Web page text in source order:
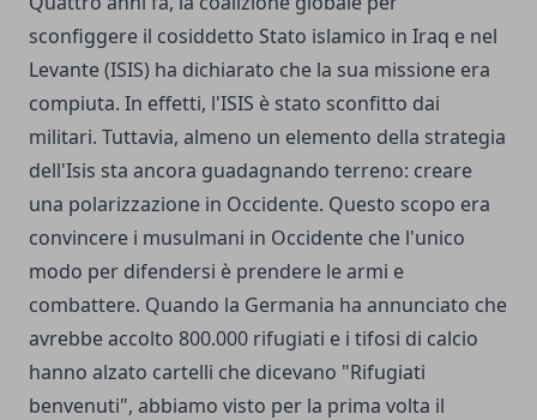
sconfiggere il cosiddetto Stato islamico in Iraq e nel
Levante (ISIS) ha dichiarato che la sua missione era
compiuta. In effetti, l'ISIS è stato sconfitto dai
militari. Tuttavia, almeno un elemento della strategia
dell'Isis sta ancora guadagnando terreno: creare
una polarizzazione in Occidente. Questo scopo era
convincere i musulmani in Occidente che l'unico
modo per difendersi è prendere le armi e
combattere. Quando la Germania ha annunciato che
avrebbe accolto 800.000 rifugiati e i tifosi di calcio
hanno alzato cartelli che dicevano "Rifugiati
benvenuti", abbiamo visto per la prima volta il